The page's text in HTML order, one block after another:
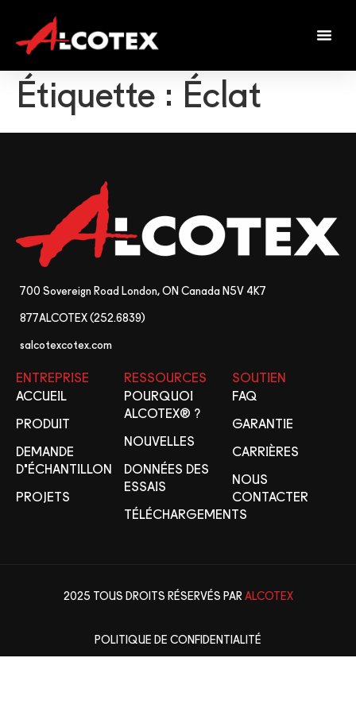
Étiquette : Éclat
700 Sovereign Road London, ON Canada N5V 4K7
877ALCOTEX (252.6839)
salcotexcotex.com
ENTREPRISE
ACCUEIL
PRODUIT
DEMANDE
D'ÉCHANTILLON
PROJETS
RESSOURCES
POURQUOI
ALCOTEX® ?
NOUVELLES
DONNÉES DES
ESSAIS
TÉLÉCHARGEMENTS
SOUTIEN
FAQ
GARANTIE
CARRIÈRES
NOUS
CONTACTER
2025 TOUS DROITS RÉSERVÉS PAR ALCOTEX
POLITIQUE DE CONFIDENTIALITÉ